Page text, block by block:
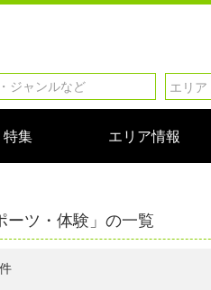
特集 エリア情報
ーツ・体験」の一覧